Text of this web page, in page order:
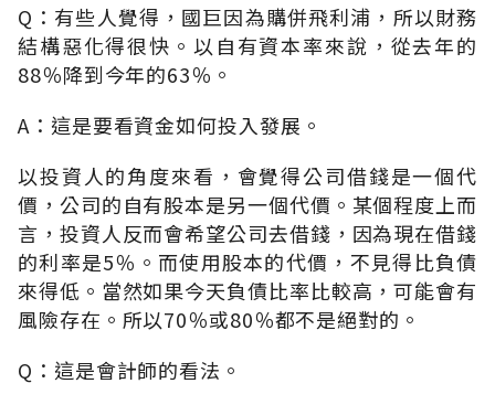
Q：有些人覺得，國巨因為購併飛利浦，所以財務
結構惡化得很快。以自有資本率來說，從去年的
88％降到今年的63％。
A：這是要看資金如何投入發展。
以投資人的角度來看，會覺得公司借錢是一個代
價，公司的自有股本是另一個代價。某個程度上而
言，投資人反而會希望公司去借錢，因為現在借錢
的利率是5％。而使用股本的代價，不見得比負債
來得低。當然如果今天負債比率比較高，可能會有
風險存在。所以70％或80％都不是絕對的。
Q：這是會計師的看法。